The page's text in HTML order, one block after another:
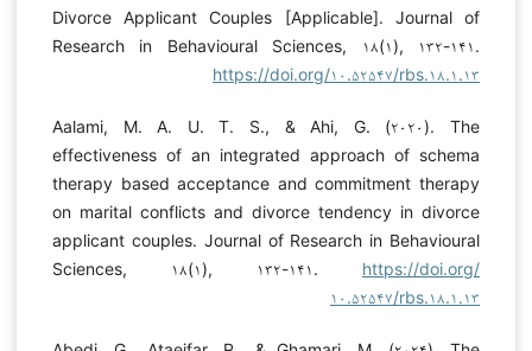
Divorce Applicant Couples [Applicable]. Journal of
Research in Behavioural Sciences, ۱۸(۱), ۱۳۲-۱۴۱.
https://doi.org/۱۰.۵۲۵۴۷/rbs.۱۸.۱.۱۳
Aalami, M. A. U. T. S., & Ahi, G. (۲۰۲۰). The
effectiveness of an integrated approach of schema
therapy based acceptance and commitment therapy
on marital conflicts and divorce tendency in divorce
applicant couples. Journal of Research in Behavioural
Sciences, ۱۸(۱), ۱۳۲-۱۴۱. https://doi.org/
۱۰.۵۲۵۴۷/rbs.۱۸.۱.۱۳